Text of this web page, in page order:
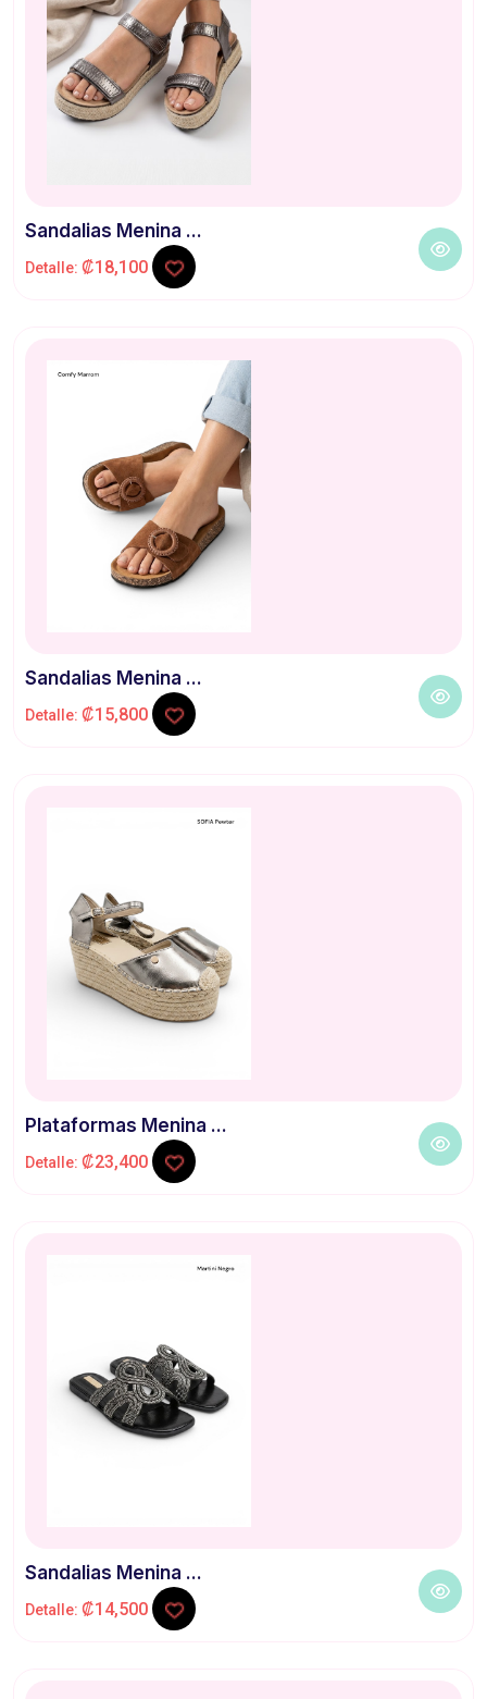
Sandalias Menina ...
Detalle: ₡18,100
Sandalias Menina ...
Detalle: ₡15,800
Plataformas Menina ...
Detalle: ₡23,400
Sandalias Menina ...
Detalle: ₡14,500